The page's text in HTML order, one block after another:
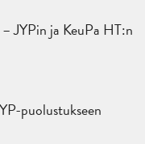
JYPin ja KeuPa HT:n
puolustukseen